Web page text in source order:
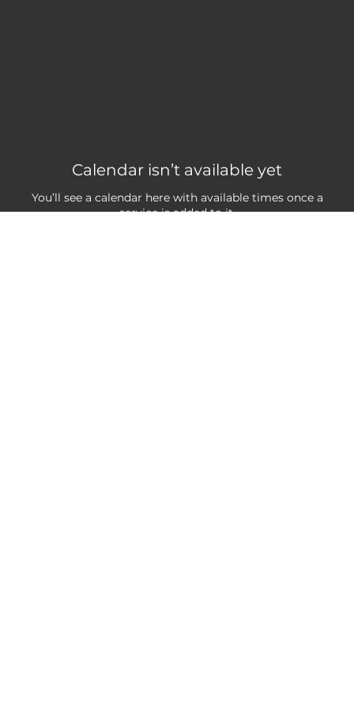
Teknik bir sorun nedeniyle hizmetleri yükleyemedik. Lütfen
sayfayı yenileyip tekrar deneyin.
Calendar isn’t available yet
You’ll see a calendar here with available times once a
service is added to it.